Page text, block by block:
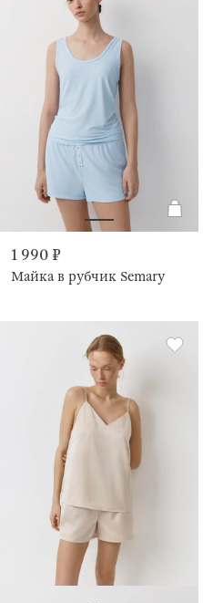
1 990 ₽
Майка в рубчик Semary